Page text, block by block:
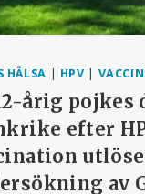
HÄLSA | HPV |
årig pojkes
efter
av